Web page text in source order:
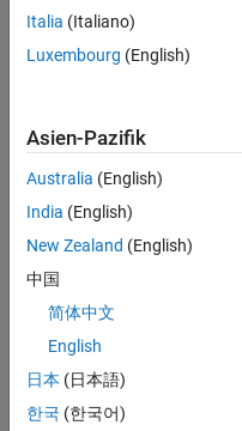
alle
Stellenangebote
anzeigen .
noch
keine
offenen
Stellen
können,
die
Ihren
entsprechen,
werden
Italia (Italiano)
Luxembourg (English)
Asien-Pazifik
Australia (English)
India (English)
New Zealand (English)
中国
简体中文
English
日本 (日本語)
한국 (한국어)